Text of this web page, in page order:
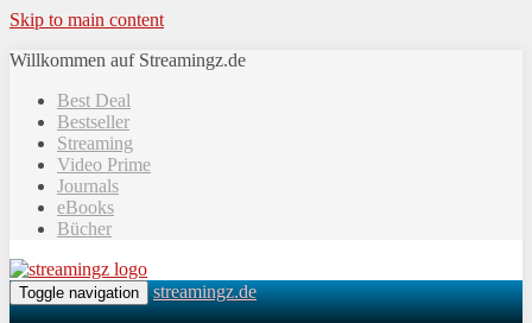
Skip to main content
Willkommen auf Streamingz.de
Best Deal
Bestseller
Streaming
Video Prime
Journals
eBooks
Bücher
Toggle navigation streamingz.de